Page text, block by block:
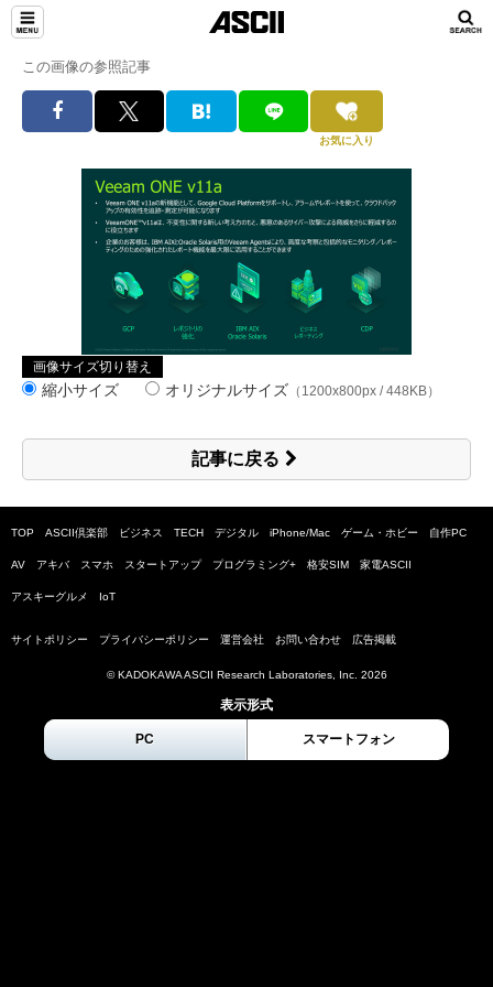
この画像の参照記事
お気に入り
画像サイズ切り替え
縮小サイズ オリジナルサイズ （1200x800px / 448KB）
記事に戻る
TOP ASCII倶楽部 ビジネス TECH デジタル iPhone/Mac ゲーム・ホビー 自作PC
AV アキバ スマホ スタートアップ プログラミング+ 格安SIM 家電ASCII
アスキーグルメ IoT
サイトポリシー プライバシーポリシー 運営会社 お問い合わせ 広告掲載
© KADOKAWA ASCII Research Laboratories, Inc. 2026
表示形式
PC スマートフォン